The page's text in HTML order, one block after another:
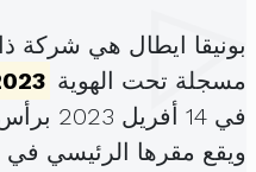
بونيقا ايطال هي شركة
مسجلة تحت الهوية
في 14 أفريل 2023 برأس مال قدره